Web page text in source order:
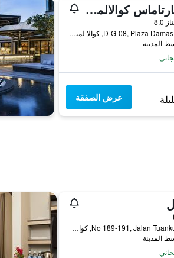
دورسيت هارتاماس كوالالمبور
8.0
D-G-08, Plaza Damas, No 63 Jalan Sri, كوالا لمبور, ماليزيا
عرض الصفقة
No 189-191, Jalan Tuanku Abdul Rahman, كوالا لمبور, ماليزيا